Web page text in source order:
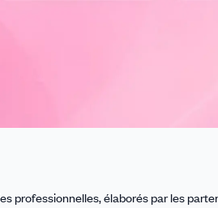
professionnelles, élaborés par les